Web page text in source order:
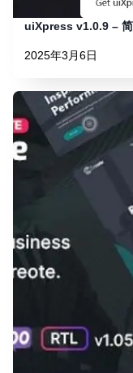
uiXpress v1.0.9 –
2025年3月6日